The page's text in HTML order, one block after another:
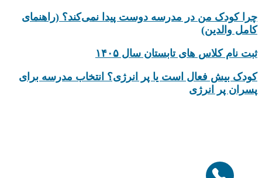
چرا کودک من در مدرسه دوست پیدا نمی‌کند؟ (راهنمای
کامل والدین)
ثبت نام کلاس های تابستان سال ۱۴۰۵
کودک بیش‌ فعال است یا پر انرژی؟ انتخاب مدرسه برای
پسران پر انرژی